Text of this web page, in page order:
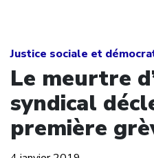
Justice sociale et
Le meurtre
syndical
première